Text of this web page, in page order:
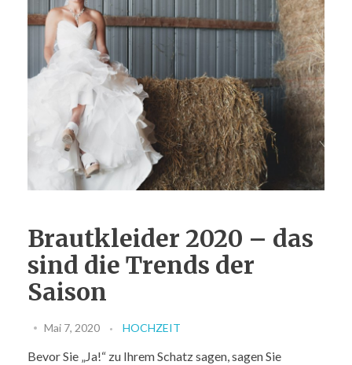
FIRMENEVENT
Brautkleider 2020 – das
sind die Trends der
Saison
Mai 7, 2020 HOCHZEIT
Bevor Sie „Ja!“ zu Ihrem Schatz sagen, sagen Sie